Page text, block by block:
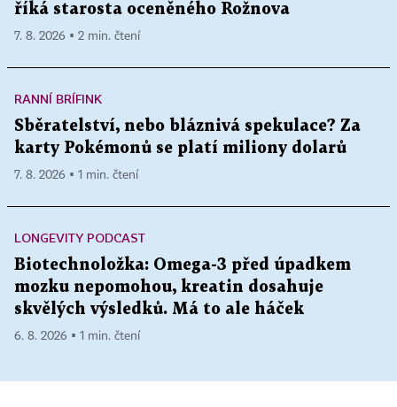
říká starosta oceněného Rožnova
7. 8. 2026 ▪ 2 min. čtení
RANNÍ BRÍFINK
Sběratelství, nebo bláznivá spekulace? Za
karty Pokémonů se platí miliony dolarů
7. 8. 2026 ▪ 1 min. čtení
LONGEVITY PODCAST
Biotechnoložka: Omega-3 před úpadkem
mozku nepomohou, kreatin dosahuje
skvělých výsledků. Má to ale háček
6. 8. 2026 ▪ 1 min. čtení